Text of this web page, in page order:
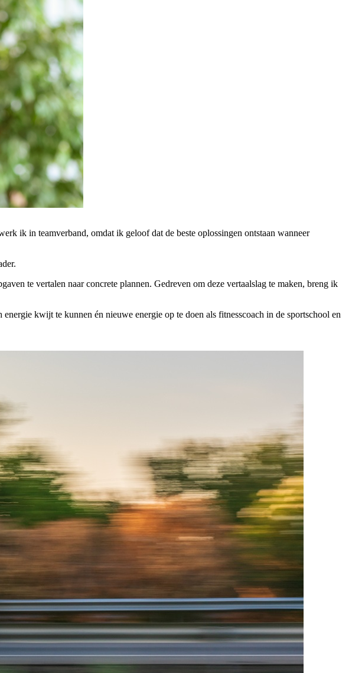
ik in teamverband, omdat ik geloof dat de beste oplossingen ontstaan wanneer
te vertalen naar concrete plannen. Gedreven om deze vertaalslag te maken, breng ik
kwijt te kunnen én nieuwe energie op te doen als fitnesscoach in de sportschool en